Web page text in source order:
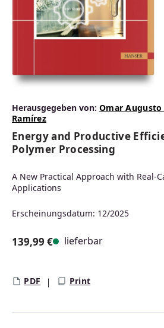
Herausgegeben von: Omar Augusto
Ramírez
Energy and Productive
Polymer Processing
A New Practical Approach with Real-
Applications
Erscheinungsdatum: 12/2025
139,99 € lieferbar
PDF Print